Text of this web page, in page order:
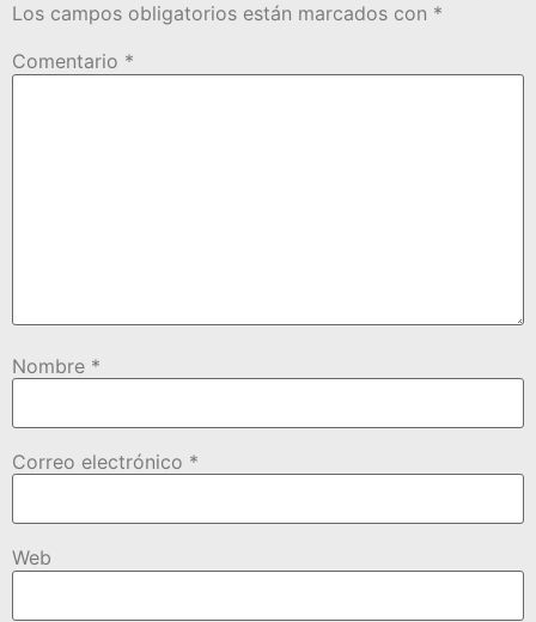
Los campos obligatorios están marcados con *
Comentario *
Nombre *
Correo electrónico *
Web